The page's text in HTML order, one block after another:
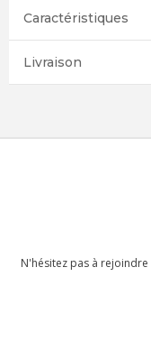
Caractéristiques
Livraison
N'hésitez pas à